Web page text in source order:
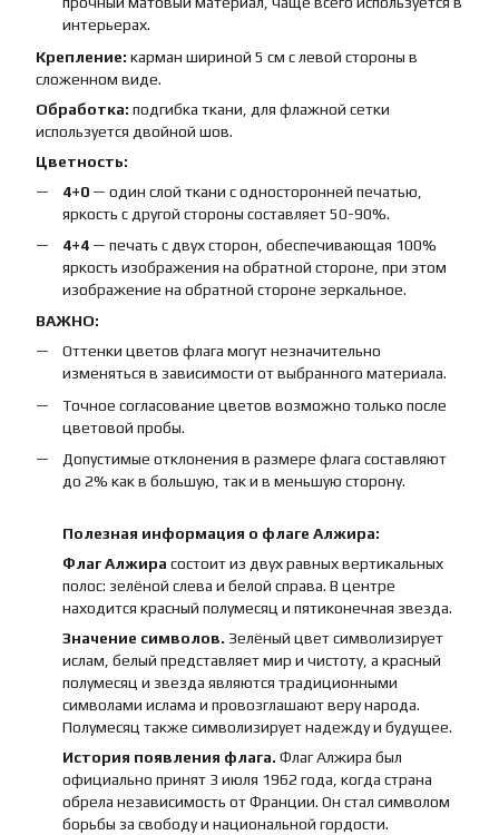
интерьерах.
Крепление: карман шириной 5 см с левой стороны в
сложенном виде.
Обработка: подгибка ткани, для флажной сетки
используется двойной шов.
Цветность:
4+0 — один слой ткани с односторонней печатью,
яркость с другой стороны составляет 50-90%.
4+4 — печать с двух сторон, обеспечивающая 100%
яркость изображения на обратной стороне, при этом
изображение на обратной стороне зеркальное.
ВАЖНО:
Оттенки цветов флага могут незначительно
изменяться в зависимости от выбранного материала.
Точное согласование цветов возможно только после
цветовой пробы.
Допустимые отклонения в размере флага составляют
до 2% как в большую, так и в меньшую сторону.
Полезная информация о флаге Алжира:
Флаг Алжира состоит из двух равных вертикальных
полос: зелёной слева и белой справа. В центре
находится красный полумесяц и пятиконечная звезда.
Значение символов. Зелёный цвет символизирует
ислам, белый представляет мир и чистоту, а красный
полумесяц и звезда являются традиционными
символами ислама и провозглашают веру народа.
Полумесяц также символизирует надежду и будущее.
История появления флага. Флаг Алжира был
официально принят 3 июля 1962 года, когда страна
обрела независимость от Франции. Он стал символом
борьбы за свободу и национальной гордости.